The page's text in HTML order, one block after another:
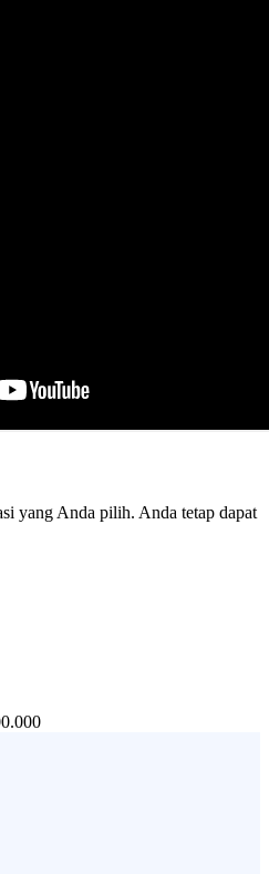
yang Anda pilih. Anda tetap dapat